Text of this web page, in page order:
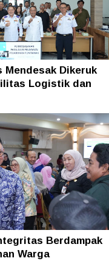
Mendesak Dikeruk
Logistik dan
Berdampak
Warga